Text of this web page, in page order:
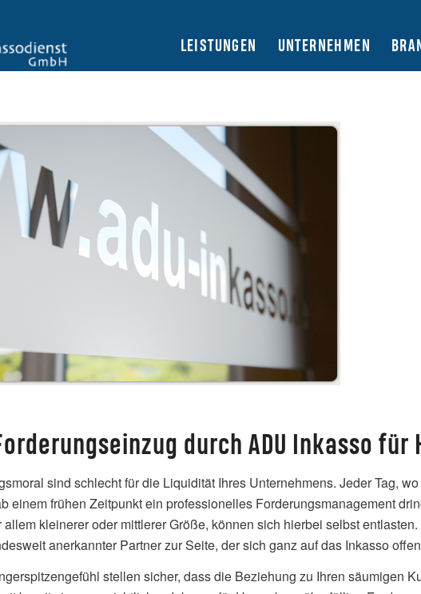
LEISTUNGEN UNTERNEHMEN
durch ADU Inkasso für
sind schlecht für die Liquidität Ihres Unternehmens. Jeder Tag,
einem frühen Zeitpunkt ein professionelles Forderungsmanagement
kleinerer oder mittlerer Größe, können sich hierbei selbst
anerkannter Partner zur Seite, der sich ganz auf das Inkasso
stellen sicher, dass die Beziehung zu Ihren säumigen